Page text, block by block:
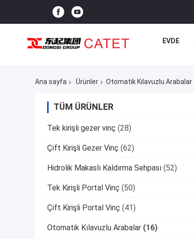
EVDE
Ana sayfa Ürünler Otomatik Kılavuzlu Arabalar
TÜM ÜRÜNLER
Tek kirişli gezer vinç (28)
Çift Kirişli Gezer Vinç (62)
Hidrolik Makaslı Kaldırma Sehpası (52)
Tek Kirişli Portal Vinç (50)
Çift Kirişli Portal Vinç (41)
Otomatik Kılavuzlu Arabalar (16)